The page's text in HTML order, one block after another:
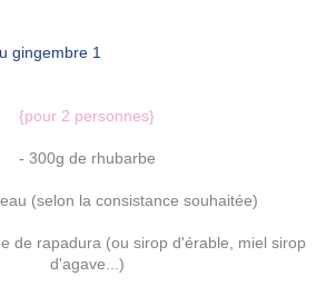
{pour 2 personnes}
- 300g de rhubarbe
(selon la consistance souhaitée)
de rapadura (ou sirop d'érable, miel sirop
d'agave...)